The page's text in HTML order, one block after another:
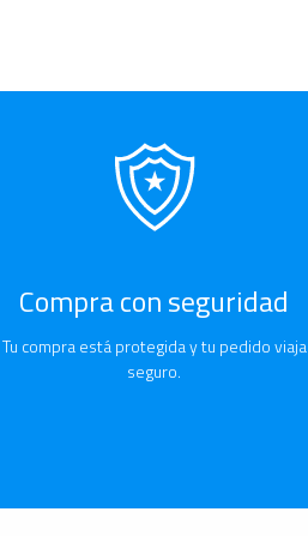
Compra con seguridad
Tu compra está protegida y tu pedido viaja
seguro.